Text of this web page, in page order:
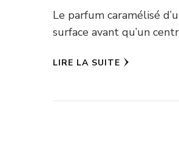
Le parfum caramélisé
surface avant qu’un
LIRE LA SUITE